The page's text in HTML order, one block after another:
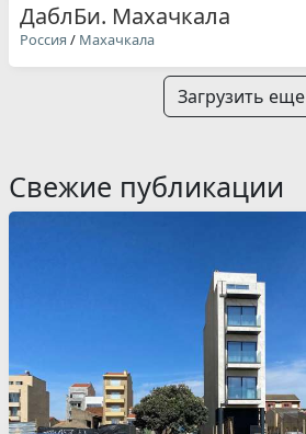
ДаблБи. Махачкала
Россия / Махачкала
Загрузить еще
Свежие публикации